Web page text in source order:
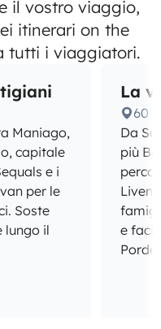
il vostro viaggio,
itinerari on the
tutti i viaggiatori.
Maniago,
capitale
e i
per le
Soste
lungo il
La
60
Da
più
e